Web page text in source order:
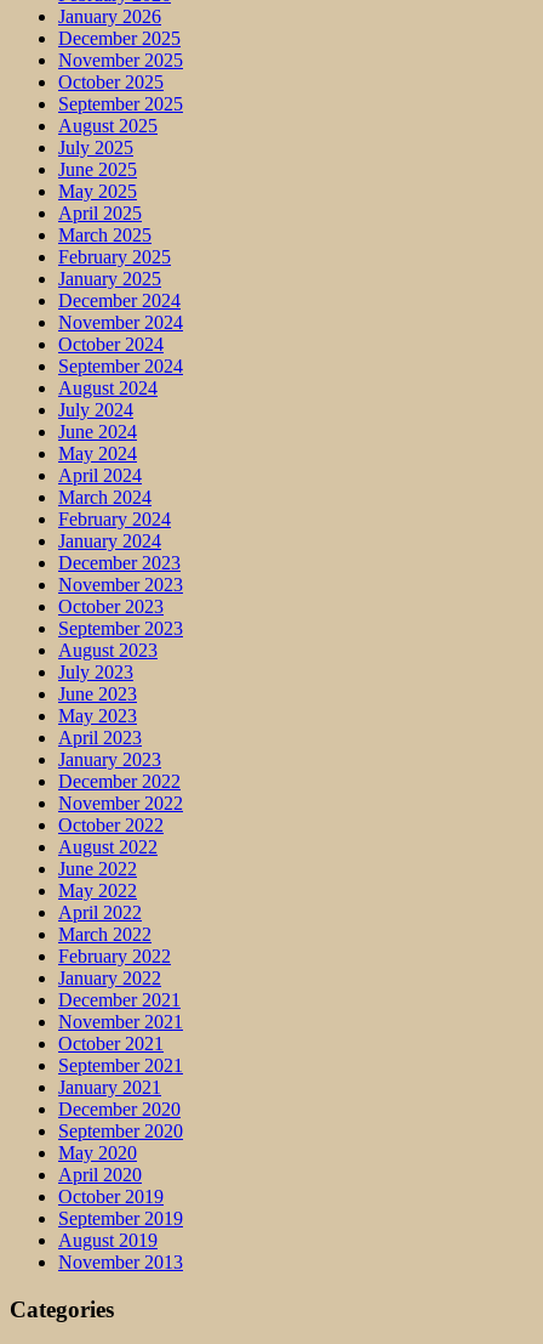
January 2026
December 2025
November 2025
October 2025
September 2025
August 2025
July 2025
June 2025
May 2025
April 2025
March 2025
February 2025
January 2025
December 2024
November 2024
October 2024
September 2024
August 2024
July 2024
June 2024
May 2024
April 2024
March 2024
February 2024
January 2024
December 2023
November 2023
October 2023
September 2023
August 2023
July 2023
June 2023
May 2023
April 2023
January 2023
December 2022
November 2022
October 2022
August 2022
June 2022
May 2022
April 2022
March 2022
February 2022
January 2022
December 2021
November 2021
October 2021
September 2021
January 2021
December 2020
September 2020
May 2020
April 2020
October 2019
September 2019
August 2019
November 2013
Categories